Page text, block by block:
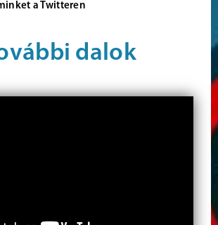
a Twitteren
dalok